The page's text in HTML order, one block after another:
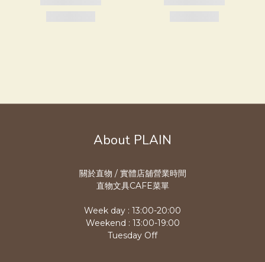
About PLAIN
關於直物 / 實體店舖營業時間
直物文具CAFE菜單
Week day : 13:00-20:00
Weekend : 13:00-19:00
Tuesday Off